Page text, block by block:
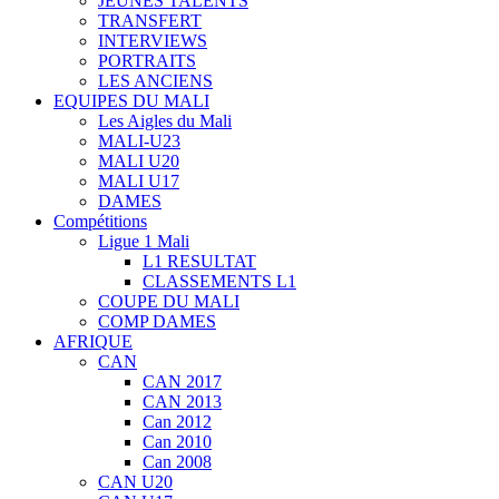
TRANSFERT
INTERVIEWS
PORTRAITS
LES ANCIENS
EQUIPES DU MALI
Les Aigles du Mali
MALI-U23
MALI U20
MALI U17
DAMES
Compétitions
Ligue 1 Mali
L1 RESULTAT
CLASSEMENTS L1
COUPE DU MALI
COMP DAMES
AFRIQUE
CAN
CAN 2017
CAN 2013
Can 2012
Can 2010
Can 2008
CAN U20